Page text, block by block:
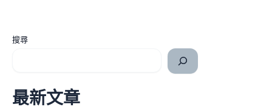
搜尋
最新文章